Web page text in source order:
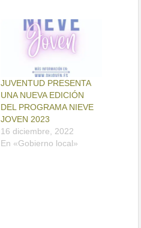
JUVENTUD PRESENTA
UNA NUEVA EDICIÓN
DEL PROGRAMA NIEVE
JOVEN 2023
16 diciembre, 2022
En «Gobierno local»